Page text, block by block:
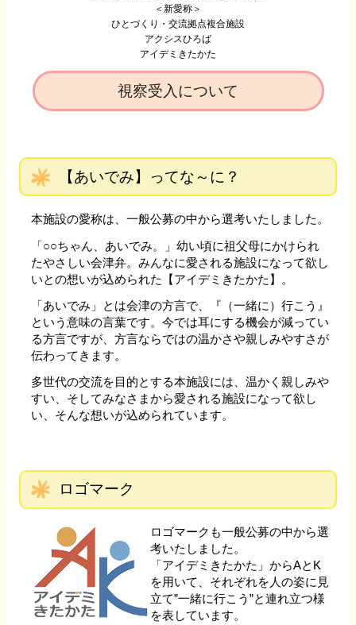
＜新愛称＞
ひとづくり・交流拠点複合施設
アクシスひろば
アイデミきたかた
視察受入について
【あいでみ】ってな～に？
本施設の愛称は、一般公募の中から選考いたしました。
「○○ちゃん、あいでみ。」幼い頃に祖父母にかけられ
たやさしい会津弁。みんなに愛される施設になって欲し
いとの想いが込められた【アイデミきたかた】。
「あいでみ」とは会津の方言で、『（一緒に）行こう』
という意味の言葉です。今では耳にする機会が減ってい
る方言ですが、方言ならではの温かさや親しみやすさが
伝わってきます。
多世代の交流を目的とする本施設には、温かく親しみや
すい、そしてみなさまから愛される施設になって欲し
い、そんな想いが込められています。
ロゴマーク
ロゴマークも一般公募の中から選
考いたしました。
「アイデミきたかた」からAとK
を用いて、それぞれを人の姿に見
立て”一緒に行こう”と連れ立つ様
を表しています。